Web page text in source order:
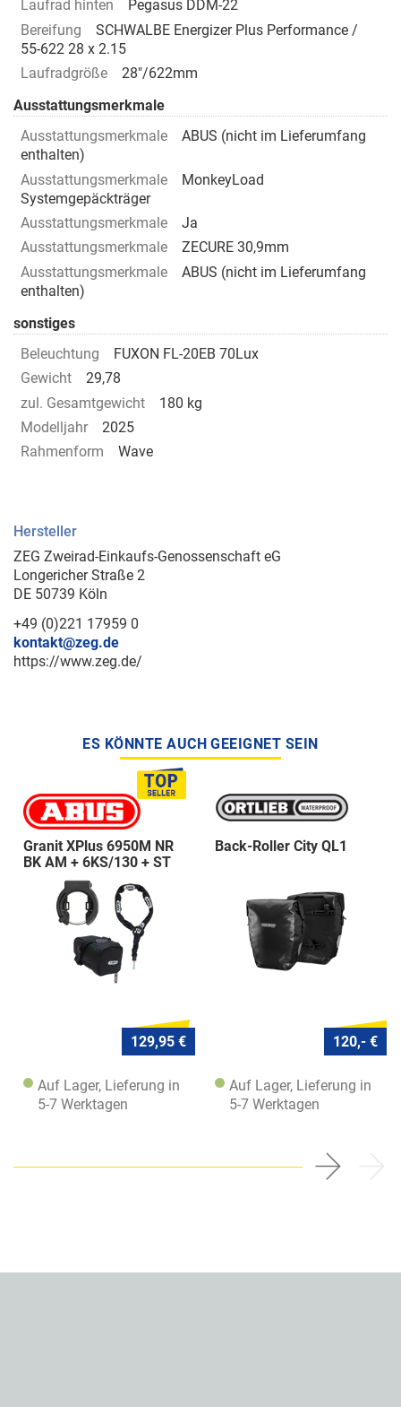
Laufrad hinten
Pegasus DDM-22
Bereifung
SCHWALBE Energizer Plus Performance /
55-622 28 x 2.15
Laufradgröße
28"/622mm
Ausstattungsmerkmale
Ausstattungsmerkmale
ABUS (nicht im Lieferumfang
enthalten)
Ausstattungsmerkmale
MonkeyLoad
Systemgepäckträger
Ausstattungsmerkmale
Ja
Ausstattungsmerkmale
ZECURE 30,9mm
Ausstattungsmerkmale
ABUS (nicht im Lieferumfang
enthalten)
sonstiges
Beleuchtung
FUXON FL-20EB 70Lux
Gewicht
29,78
zul. Gesamtgewicht
180 kg
Modelljahr
2025
Rahmenform
Wave
Hersteller
ZEG Zweirad-Einkaufs-Genossenschaft eG
Longericher Straße 2
DE 50739 Köln
+49 (0)221 17959 0
kontakt@zeg.de
https://www.zeg.de/
ES KÖNNTE AUCH GEEIGNET SEIN
Granit XPlus 6950M NR
BK AM + 6KS/130 + ST
129,95 €
Auf Lager, Lieferung in
5-7 Werktagen
Back-Roller City QL1
120,- €
Auf Lager, Lieferung in
5-7 Werktagen